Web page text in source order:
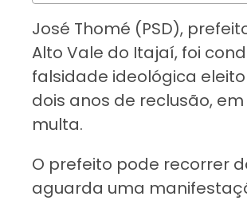
José Thomé (PSD),
Alto Vale do Itajaí, foi
falsidade ideológica
dois anos de reclusão,
multa.
O prefeito pode recorrer
aguarda uma